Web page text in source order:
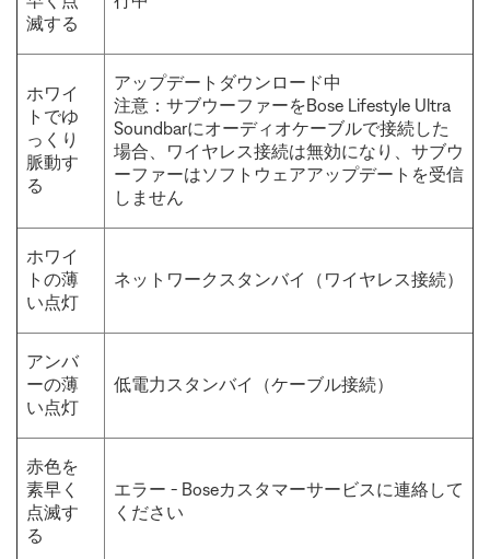
滅する
ホワイ
トでゆ
っくり
脈動す
る
アップデートダウンロード中
注意：サブウーファーをBose Lifestyle Ultra
Soundbarにオーディオケーブルで接続した
場合、ワイヤレス接続は無効になり、サブウ
ーファーはソフトウェアアップデートを受信
しません
ホワイ
トの薄
い点灯
ネットワークスタンバイ（ワイヤレス接続）
アンバ
ーの薄
い点灯
低電力スタンバイ（ケーブル接続）
赤色を
素早く
点滅す
る
エラー - Boseカスタマーサービスに連絡して
ください